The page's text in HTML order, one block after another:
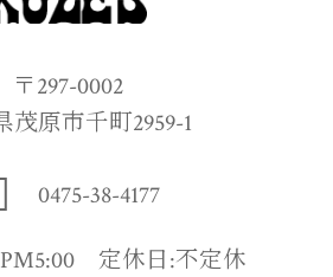
〒297-0002
茂原市千町2959-1
0475-38-4177
PM5:00 定休日:不定休